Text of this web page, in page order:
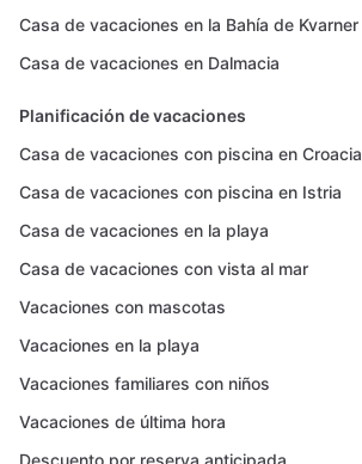
Casa de vacaciones en la Bahía de Kvarner
Casa de vacaciones en Dalmacia
Planificación de vacaciones
Casa de vacaciones con piscina en Croacia
Casa de vacaciones con piscina en Istria
Casa de vacaciones en la playa
Casa de vacaciones con vista al mar
Vacaciones con mascotas
Vacaciones en la playa
Vacaciones familiares con niños
Vacaciones de última hora
Descuento por reserva anticipada